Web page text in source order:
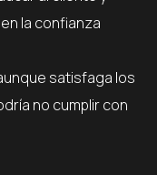
la confianza
no cumplir con